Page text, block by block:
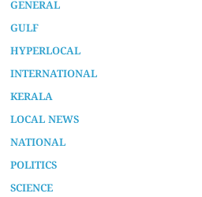
GENERAL
GULF
HYPERLOCAL
INTERNATIONAL
KERALA
LOCAL NEWS
NATIONAL
POLITICS
SCIENCE